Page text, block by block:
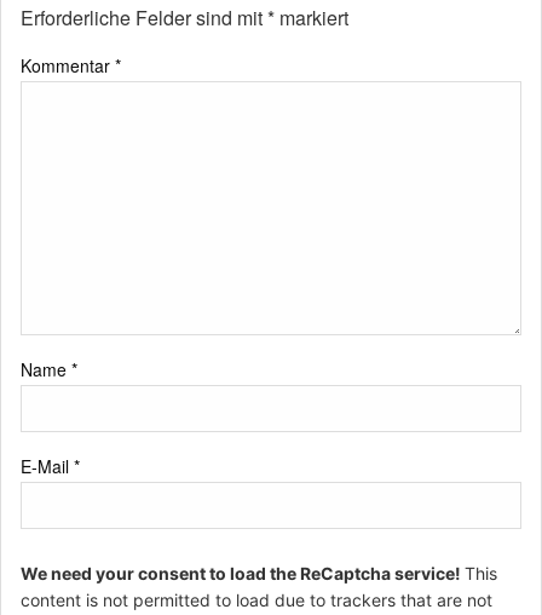
Erforderliche Felder sind mit* markiert
Kommentar *
Name *
E-Mail *
We need your consent to load the ReCaptcha service! This
content is not permitted to load due to trackers that are not